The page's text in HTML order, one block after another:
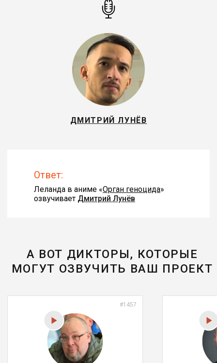
ДМИТРИЙ ЛУНЁВ
Ответ:
Леланда в аниме «Орган геноцида»
озвучивает Дмитрий Лунёв
А ВОТ ДИКТОРЫ, КОТОРЫЕ
МОГУТ ОЗВУЧИТЬ ВАШ ПРОЕКТ
#1457